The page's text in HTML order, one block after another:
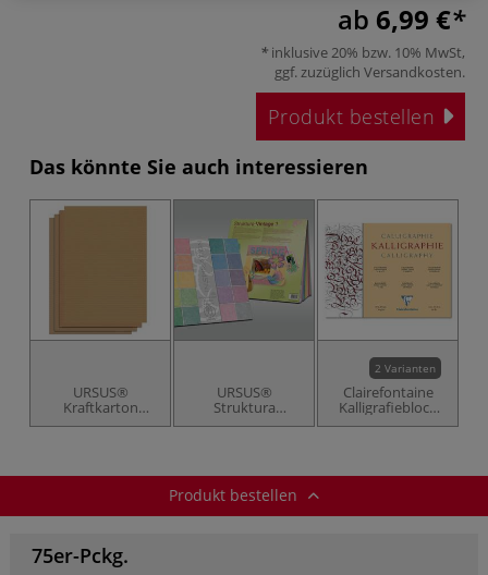
ab 6,99 €
inklusive 20% bzw. 10% MwSt,
ggf. zuzüglich Versandkosten.
Produkt bestellen
Das könnte Sie auch interessieren
URSUS®
Kraftkarton
Natura, sortiert
URSUS®
Struktura
"Vintage 1 und 2"
2 Varianten
Clairefontaine
Kalligrafieblock
aus Japan-Papier
Produkt bestellen
75er-Pckg.